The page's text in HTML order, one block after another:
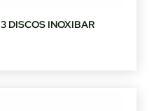
DISCOS INOXIBAR